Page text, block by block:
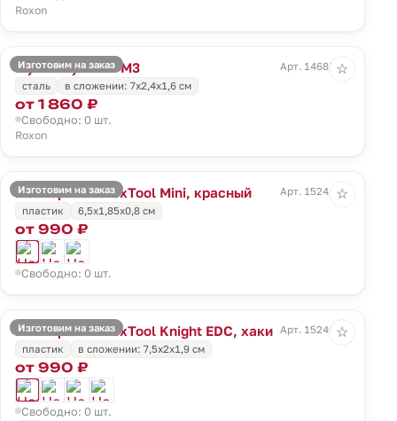
Roxon
Изготовим на заказ
Мультитул Mini M3
Арт. 14685.10
сталь
в сложении: 7х2,4х1,6 см
от 1 860 ₽
Свободно: 0 шт.
Roxon
☆
Изготовим на заказ
Нож-брелок NexTool Mini, красный
Арт. 15241.50
пластик
6,5х1,85х0,8 см
от 990 ₽
Свободно: 0 шт.
☆
Изготовим на заказ
Нож-брелок NexTool Knight EDC, хаки
Арт. 15240.99
пластик
в сложении: 7,5х2х1,9 см
от 990 ₽
Свободно: 0 шт.
☆